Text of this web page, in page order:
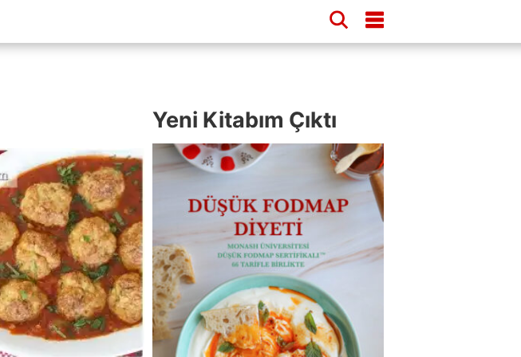
Yeni Kitabım Çıktı